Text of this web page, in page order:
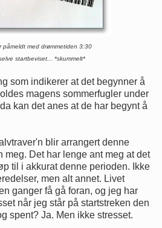
påmeldt med drømmetiden 3:30
startbeviset... *skummelt*
som indikerer at det begynner å
magens sommerfugler under
kan det anes at de har begynt å
blir arrangert denne
meg. Det har lenge ant meg at det
til i akkurat denne perioden. Ikke
men alt annet. Livet
ganger få gå foran, og jeg har
når jeg står på startstreken den
spent? Ja. Men ikke stresset.